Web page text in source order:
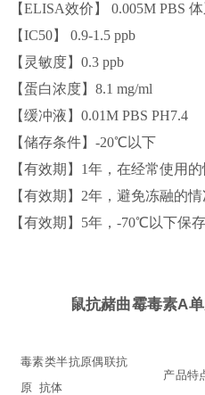
【ELISA效价】 0.005M PBS
【IC50】 0.9-1.5 ppb
【灵敏度】0.3 ppb
【蛋白浓度】8.1 mg/ml
【缓冲液】0.01M PBS PH7.4
【储存条件】-20℃以下
【有效期】1年，在经常使用
【有效期】 2年，避免冻融的
【有效期】 5年，-70℃以下保存
鼠抗赭曲霉毒素A
毒素类半抗原偶联抗
原 抗体
产品特